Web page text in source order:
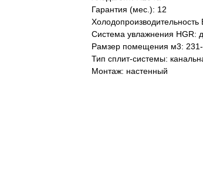
Гарантия (мес.): 12
Холодопроизводительность
Система увлажнения HGR:
Рамзер помещения м3:
Тип сплит-системы:
Монтаж: настенный